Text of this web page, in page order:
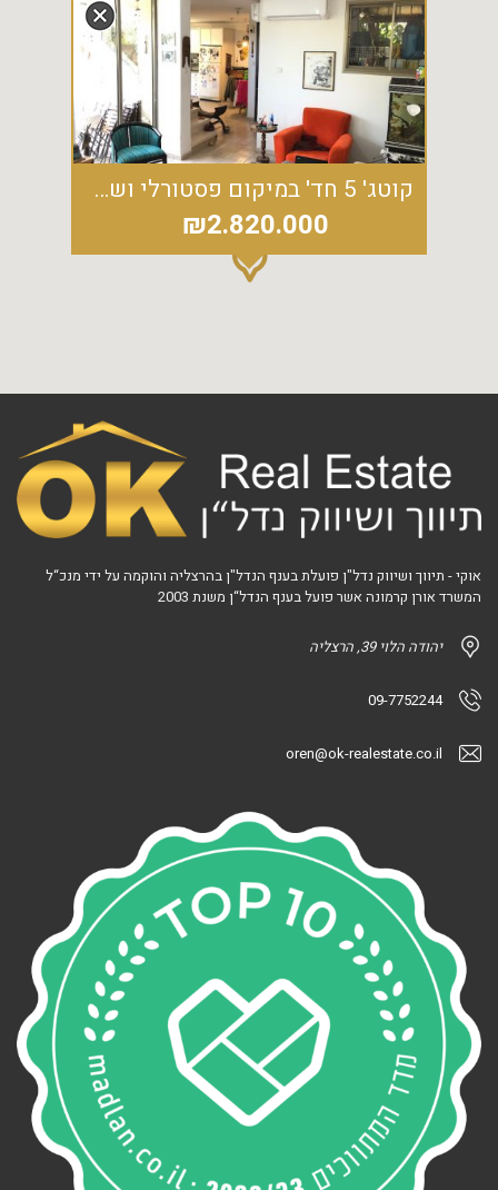
קוטג' 5 חד' במיקום פסטורלי ושקט בגבול הרצליה רמה"ש
₪2.820.000
אוקי - תיווך ושיווק נדל"ן פועלת בענף הנדל"ן בהרצליה והוקמה על ידי מנכ“ל
המשרד אורן קרמונה אשר פועל בענף הנדל“ן משנת 2003
יהודה הלוי 39, הרצליה
09-7752244
oren@ok-realestate.co.il